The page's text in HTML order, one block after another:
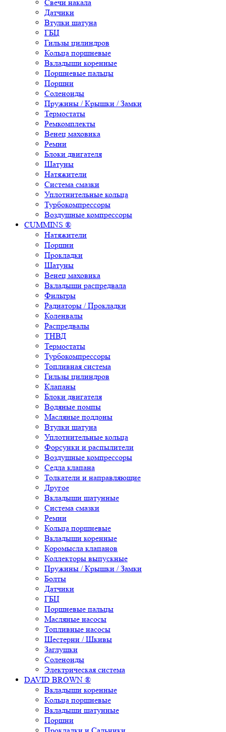
Свечи накала
Датчики
Втулки шатуна
ГБЦ
Гильзы цилиндров
Кольца поршневые
Вкладыши коренные
Поршневые пальцы
Поршни
Соленоиды
Пружины / Крышки / Замки
Термостаты
Ремкомплекты
Венец маховика
Ремни
Блоки двигателя
Шатуны
Натяжители
Система смазки
Уплотнительные кольца
Турбокомпрессоры
Воздушные компрессоры
CUMMINS ®
Натяжители
Поршни
Прокладки
Шатуны
Венец маховика
Вкладыши распредвала
Фильтры
Радиаторы / Прокладки
Коленвалы
Распредвалы
ТНВД
Термостаты
Турбокомпрессоры
Топливная система
Гильзы цилиндров
Клапаны
Блоки двигателя
Водяные помпы
Масляные поддоны
Втулки шатуна
Уплотнительные кольца
Форсунки и распылители
Воздушные компрессоры
Седла клапана
Толкатели и направляющие
Другое
Вкладыши шатунные
Система смазки
Ремни
Кольца поршневые
Вкладыши коренные
Коромысла клапанов
Коллекторы выпускные
Пружины / Крышки / Замки
Болты
Датчики
ГБЦ
Поршневые пальцы
Масляные насосы
Топливные насосы
Шестерни / Шкивы
Заглушки
Соленоиды
Электрическая система
DAVID BROWN ®
Вкладыши коренные
Кольца поршневые
Вкладыши шатунные
Поршни